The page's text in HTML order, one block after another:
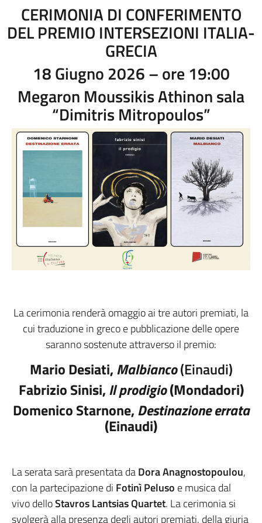
CERIMONIA DI CONFERIMENTO
DEL PREMIO INTERSEZIONI ITALIA-
GRECIA
18 Giugno 2026 – ore 19:00
Megaron Moussikis Athinon sala
“Dimitris Mitropoulos”
La cerimonia renderà omaggio ai tre autori premiati, la
cui traduzione in greco e pubblicazione delle opere
saranno sostenute attraverso il premio:
Mario Desiati,Malbianco(Einaudi)
Fabrizio Sinisi,Il prodigio(Mondadori)
Domenico Starnone,Destinazione errata
(Einaudi)
La serata sarà presentata daDora Anagnostopoulou,
con la partecipazione di Fotinì Peluso e musica dal
vivo delloStavros Lantsias Quartet. La cerimonia si
svolgerà alla presenza degli autori premiati, della giuria